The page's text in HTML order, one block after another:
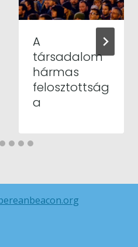
A
társadalom
hármas
felosztottság
a